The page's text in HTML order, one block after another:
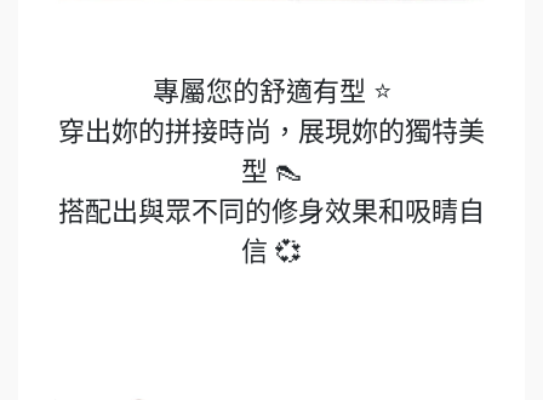
專屬您的舒適有型 ⭐️
穿出妳的拼接時尚，展現妳的獨特美
型 👠
搭配出與眾不同的修身效果和吸睛自
信 💞